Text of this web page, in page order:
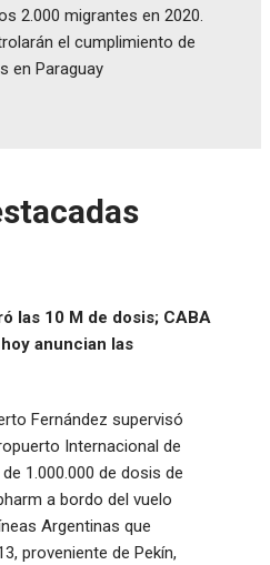
2.000 migrantes en 2020.
el cumplimiento de
en Paraguay
las 10 M de dosis; CABA
anuncian las
Fernández supervisó
Internacional de
1.000.000 de dosis de
a bordo del vuelo
Argentinas que
proveniente de Pekín,